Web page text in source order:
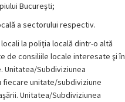
Bucureşti;
a sectorului respectiv.
la poliţia locală dintr-o altă
de consiliile locale interesate şi în
Subdiviziunea
fiecare unitate/subdiviziune
Unitatea/Subdiviziunea